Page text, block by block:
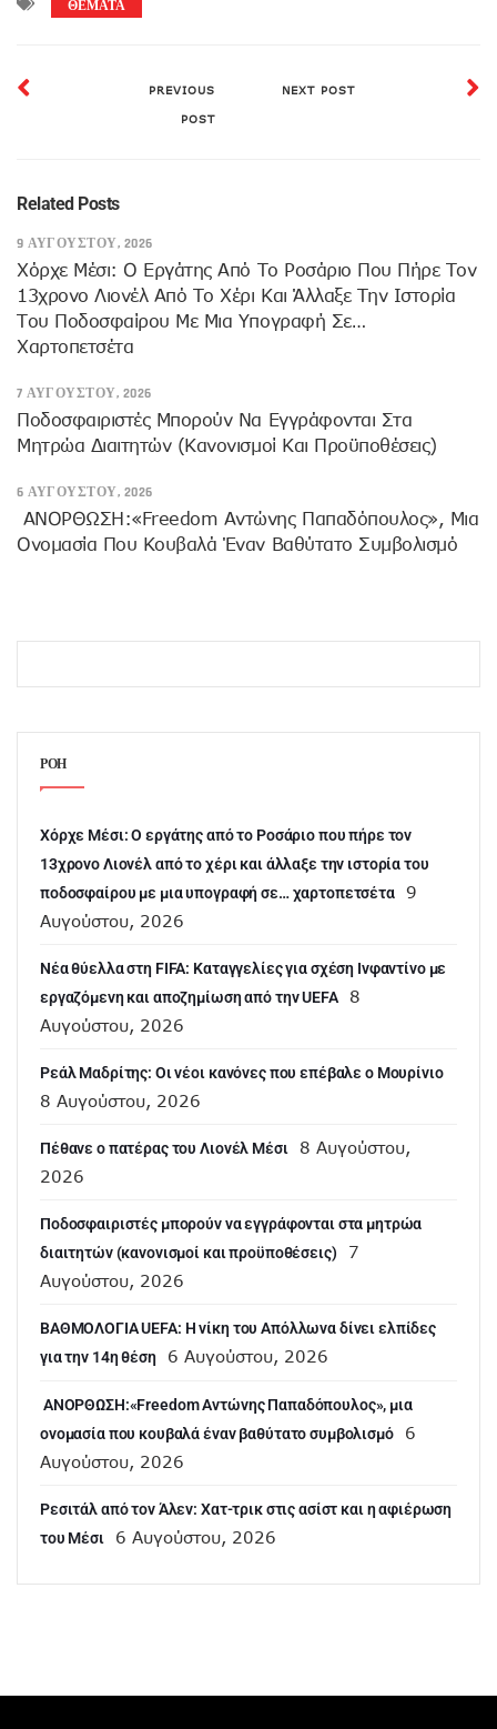
ΘΕΜΑΤΑ
PREVIOUS
POST
NEXT POST
Related Posts
9 ΑΥΓΟΎΣΤΟΥ, 2026
Χόρχε Μέσι: Ο Εργάτης Από Το Ροσάριο Που Πήρε Τον
13χρονο Λιονέλ Από Το Χέρι Και Άλλαξε Την Ιστορία
Του Ποδοσφαίρου Με Μια Υπογραφή Σε…
Χαρτοπετσέτα
7 ΑΥΓΟΎΣΤΟΥ, 2026
Ποδοσφαιριστές Μπορούν Να Εγγράφονται Στα
Μητρώα Διαιτητών (κανονισμοί Και Προϋποθέσεις)
6 ΑΥΓΟΎΣΤΟΥ, 2026
ANOΡΘΩΣΗ:«Freedom Αντώνης Παπαδόπουλος», Μια
Ονομασία Που Κουβαλά Έναν Βαθύτατο Συμβολισμό
ΡΟΗ
Χόρχε Μέσι: Ο εργάτης από το Ροσάριο που πήρε τον
13χρονο Λιονέλ από το χέρι και άλλαξε την ιστορία του
ποδοσφαίρου με μια υπογραφή σε… χαρτοπετσέτα
9
Αυγούστου, 2026
Νέα θύελλα στη FIFA: Καταγγελίες για σχέση Ινφαντίνο με
εργαζόμενη και αποζημίωση από την UEFA
8
Αυγούστου, 2026
Ρεάλ Μαδρίτης: Οι νέοι κανόνες που επέβαλε ο Μουρίνιο
8 Αυγούστου, 2026
Πέθανε ο πατέρας του Λιονέλ Μέσι
8 Αυγούστου,
2026
Ποδοσφαιριστές μπορούν να εγγράφονται στα μητρώα
διαιτητών (κανονισμοί και προϋποθέσεις)
7
Αυγούστου, 2026
ΒΑΘΜΟΛΟΓΙΑ UEFA: Η νίκη του Απόλλωνα δίνει ελπίδες
για την 14η θέση
6 Αυγούστου, 2026
ANOΡΘΩΣΗ:«Freedom Αντώνης Παπαδόπουλος», μια
ονομασία που κουβαλά έναν βαθύτατο συμβολισμό
6
Αυγούστου, 2026
Ρεσιτάλ από τον Άλεν: Χατ-τρικ στις ασίστ και η αφιέρωση
του Μέσι
6 Αυγούστου, 2026